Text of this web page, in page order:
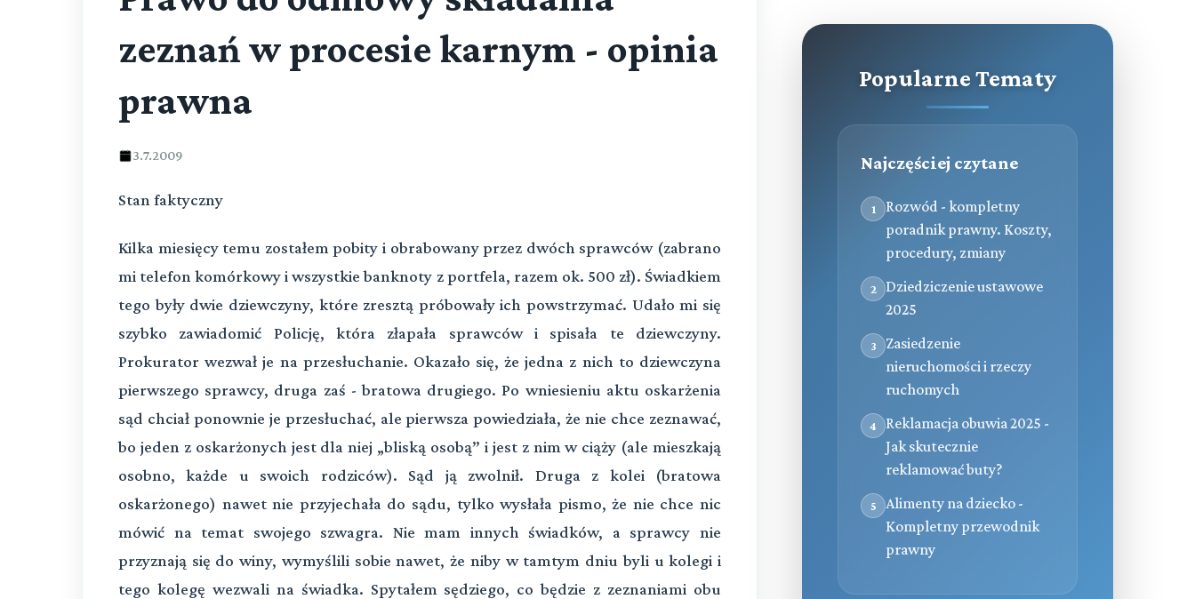
zeznań w procesie karnym - opinia
prawna
3.7.2009
Stan faktyczny
Kilka miesięcy temu zostałem pobity i obrabowany przez dwóch sprawców (zabrano
mi telefon komórkowy i wszystkie banknoty z portfela, razem ok. 500 zł). Świadkiem
tego były dwie dziewczyny, które zresztą próbowały ich powstrzymać. Udało mi się
szybko zawiadomić Policję, która złapała sprawców i spisała te dziewczyny.
Prokurator wezwał je na przesłuchanie. Okazało się, że jedna z nich to dziewczyna
pierwszego sprawcy, druga zaś - bratowa drugiego. Po wniesieniu aktu oskarżenia
sąd chciał ponownie je przesłuchać, ale pierwsza powiedziała, że nie chce zeznawać,
bo jeden z oskarżonych jest dla niej „bliską osobą” i jest z nim w ciąży (ale mieszkają
osobno, każde u swoich rodziców). Sąd ją zwolnił. Druga z kolei (bratowa
oskarżonego) nawet nie przyjechała do sądu, tylko wysłała pismo, że nie chce nic
mówić na temat swojego szwagra. Nie mam innych świadków, a sprawcy nie
przyznają się do winy, wymyślili sobie nawet, że niby w tamtym dniu byli u kolegi i
tego kolegę wezwali na świadka. Spytałem sędziego, co będzie z zeznaniami obu
Popularne Tematy
Najczęściej czytane
1
Rozwód - kompletny
poradnik prawny. Koszty,
procedury, zmiany
2
Dziedziczenie ustawowe
2025
3
Zasiedzenie
nieruchomości i rzeczy
ruchomych
4
Reklamacja obuwia 2025 -
Jak skutecznie
reklamować buty?
5
Alimenty na dziecko -
Kompletny przewodnik
prawny